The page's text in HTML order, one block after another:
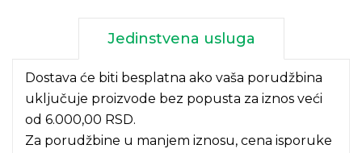
Jedinstvena usluga
Dostava će biti besplatna ako vaša porudžbina
uključuje proizvode bez popusta za iznos veći
od 6.000,00 RSD.
Za porudžbine u manjem iznosu, cena isporuke